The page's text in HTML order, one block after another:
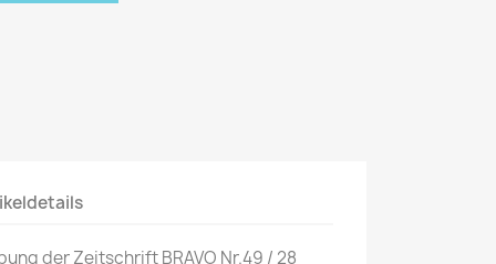
Magazine
der Zeitschrift BRAVO Nr.49 / 28